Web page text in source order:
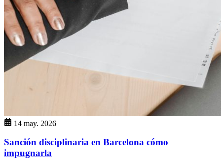
14 may. 2026
Sanción disciplinaria en Barcelona cómo
impugnarla